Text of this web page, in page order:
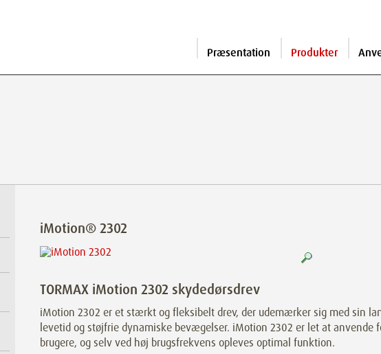
Præsentation Produkter
iMotion® 2302
TORMAX iMotion 2302 skydedørsdrev
iMotion 2302 er et stærkt og fleksibelt drev, der udemærker sig med sin
levetid og støjfrie dynamiske bevægelser. iMotion 2302 er let at anvende
brugere, og selv ved høj brugsfrekvens opleves optimal funktion.